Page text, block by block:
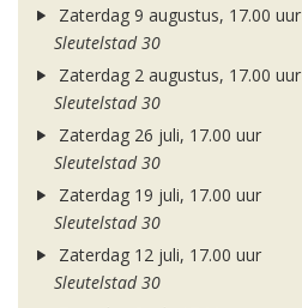
Zaterdag 9 augustus, 17.00 uur
Sleutelstad 30
Zaterdag 2 augustus, 17.00 uur
Sleutelstad 30
Zaterdag 26 juli, 17.00 uur
Sleutelstad 30
Zaterdag 19 juli, 17.00 uur
Sleutelstad 30
Zaterdag 12 juli, 17.00 uur
Sleutelstad 30